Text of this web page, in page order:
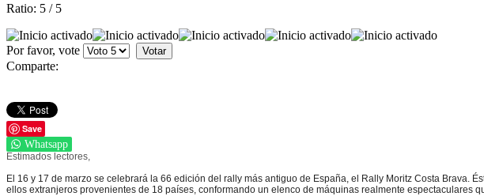
Ratio: 5 / 5
Por favor, vote
Comparte:
Save
Whatsapp
Estimados lectores,
El 16 y 17 de marzo se celebrará la 66 edición del rally más antiguo de España, el Rally Moritz Costa Brava.
ellos extranjeros provenientes de 18 países, conformando un elenco de máquinas realmente espectaculares